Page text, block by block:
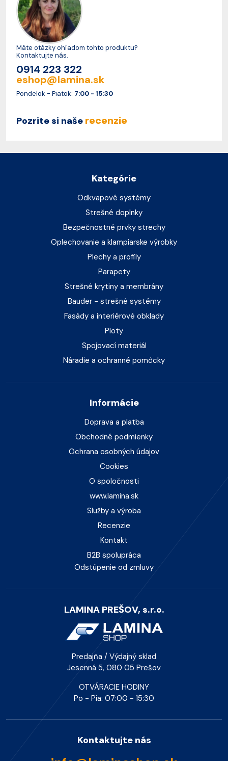
Máte otázky ohľadom tohto produktu?
Kontaktujte nás.
0914 223 322
eshop@lamina.sk
Pondelok - Piatok: 7:00 - 15:30
Pozrite si naše recenzie
Kategórie
Odkvapové systémy
Strešné doplnky
Bezpečnostné prvky strechy
Oplechovanie a klampiarske výrobky
Plechy a profily
Parapety
Strešné krytiny a membrány
Bauder - strešné systémy
Fasády a interiérové obklady
Ploty
Spojovací materiál
Náradie a ochranné pomôcky
Informácie
Doprava a platba
Obchodné podmienky
Ochrana osobných údajov
Cookies
O spoločnosti
www.lamina.sk
Služby a výroba
Recenzie
Kontakt
B2B spolupráca
Odstúpenie od zmluvy
LAMINA PREŠOV, s.r.o.
Predajňa / Výdajný sklad
Jesenná 5, 080 05 Prešov
OTVÁRACIE HODINY
Po - Pia: 07:00 - 15:30
Kontaktujte nás